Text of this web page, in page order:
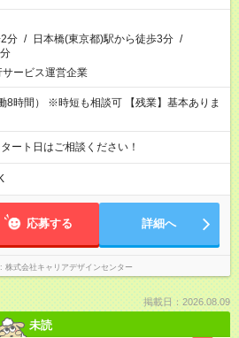
分 / 日本橋(東京都)駅から徒歩3分 /
ービス運営企業
8時間） ※時短も相談可 【残業】基本ありま
ト日はご相談ください！
応募する 詳細へ
株式会社キャリアデザインセンター
掲載日：2026.08.09
未読